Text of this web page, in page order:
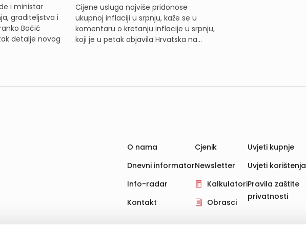
i ministar
graditeljstva i
Bačić
detalje novog
Cijene usluga najviše pridonose
ukupnoj inflaciji u srpnju, kaže se u
komentaru o kretanju inflacije u srpnju,
koji je u petak objavila Hrvatska na...
O nama
Dnevni informator
Info-radar
Kontakt
Cjenik
Newsletter
Kalkulatori
Obrasci
Uvjeti kupnje
Uvjeti korištenja
Pravila zaštite
privatnosti